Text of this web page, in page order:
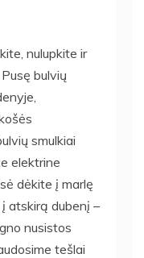
nulupkite ir
bulvių
smulkiai
elektrine
dėkite į marlę
atskirą dubenį –
nusistos
tešlai